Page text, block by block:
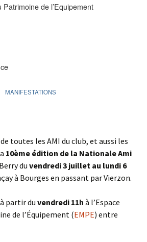
de l’Equipement
MANIFESTATIONS
toutes les AMI du club, et aussi les
10ème édition de la Nationale Ami
du vendredi 3 juillet au lundi 6
à Bourges en passant par Vierzon.
partir du vendredi 11h à l’Espace
de l’Équipement (EMPE) entre